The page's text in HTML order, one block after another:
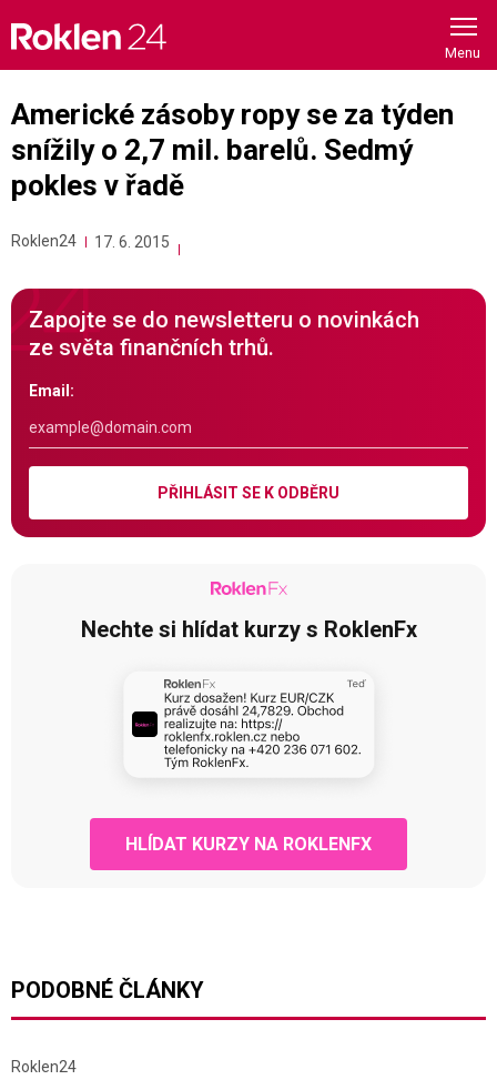
content
Americké zásoby ropy se za týden
snížily o 2,7 mil. barelů. Sedmý
pokles v řadě
Roklen24 17. 6. 2015
Zapojte se do newsletteru o novinkách
ze světa finančních trhů.
Email:
PŘIHLÁSIT SE K ODBĚRU
Nechte si hlídat kurzy s RoklenFx
HLÍDAT KURZY NA ROKLENFX
PODOBNÉ ČLÁNKY
Roklen24